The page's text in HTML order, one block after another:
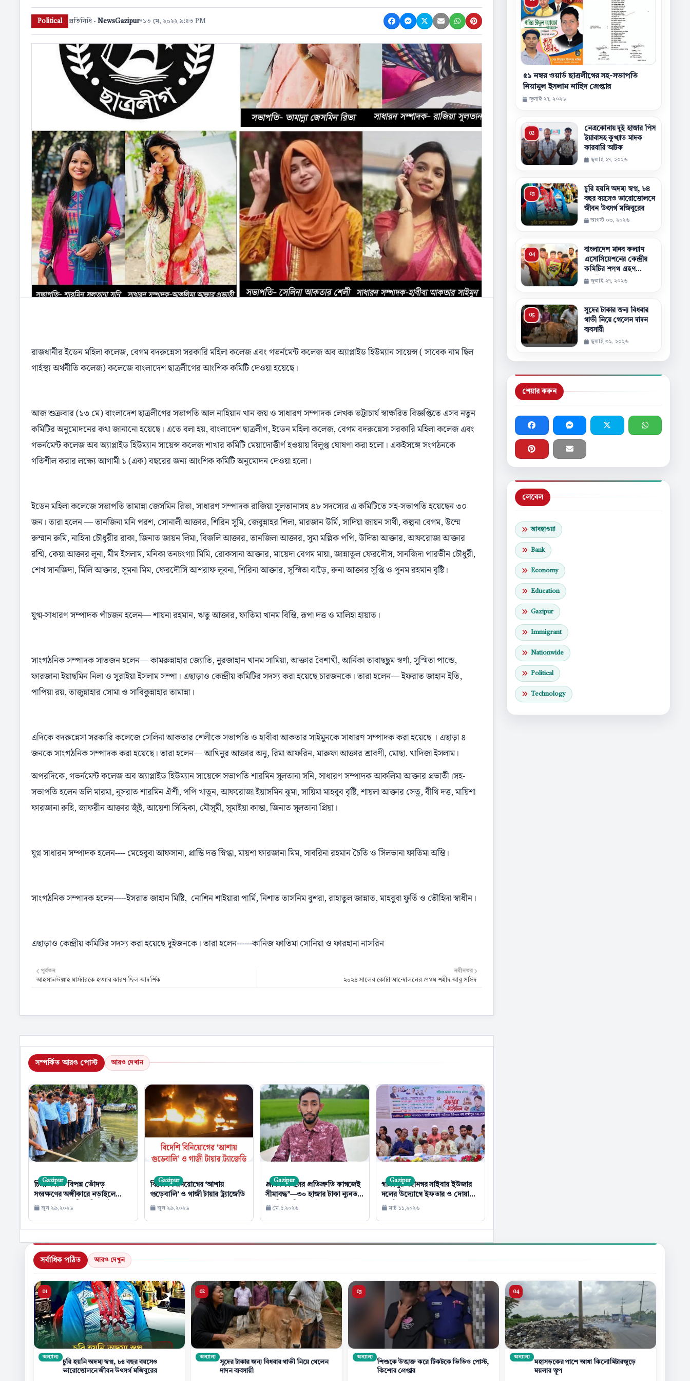
Political প্রতিনিধি - NewsGazipur•১৩ মে, ২০২২ ৯:৪৩ PM
রাজধানীর ইডেন মহিলা কলেজ, বেগম বদরুন্নেসা সরকারি মহিলা কলেজ এবং গভর্নমেন্ট কলেজ অব অ্যাপ্লাইড হিউম্যান সায়েন্স ( সাবেক নাম ছিল
গার্হস্থ্য অর্থনীতি কলেজ) কলেজে বাংলাদেশ ছাত্রলীগের আংশিক কমিটি দেওয়া হয়েছে।
আজ শুক্রবার (১৩ মে) বাংলাদেশ ছাত্রলীগের সভাপতি আল নাহিয়ান খান জয় ও সাধারণ সম্পাদক লেখক ভট্টাচার্য স্বাক্ষরিত বিজ্ঞপ্তিতে এসব নতুন
কমিটির অনুমোদনের কথা জানানো হয়েছে। এতে বলা হয়, বাংলাদেশ ছাত্রলীগ, ইডেন মহিলা কলেজ, বেগম বদরুন্নেসা সরকারি মহিলা কলেজ এবং
গভর্নমেন্ট কলেজ অব অ্যাপ্লাইড হিউম্যান সায়েন্স কলেজ শাখার কমিটি মেয়াদোত্তীর্ণ হওয়ায় বিলুপ্ত ঘােষণা করা হলাে। একইসঙ্গে সংগঠনকে
গতিশীল করার লক্ষ্যে আগামী ১ (এক) বছরের জন্য আংশিক কমিটি অনুমােদন দেওয়া হলো।
ইডেন মহিলা কলেজে সভাপতি তামান্না জেসমিন রিভা, সাধারণ সম্পাদক রাজিয়া সুলতানাসহ ৪৮ সদস্যের এ কমিটিতে সহ-সভাপতি হয়েছেন ৩০
জন। তারা হলেন — তানজিনা মনি পরশ, সোনালী আক্তার, শিরিন সুমি, জেবুন্নাহর শিলা, মারজান উর্মি, সাদিয়া জায়ন সাথী, কল্পনা বেগম, উম্মে
রুম্মান রুমি, নাহিদা চৌধুরীর রাকা, জিনাত জায়ন লিমা, বিজলি আক্তার, তানজিলা আক্তার, সুমা মল্লিক পপি, উদিতা আক্তার, আফরোজা আক্তার
রশ্মি, কেয়া আক্তার লুনা, মীম ইসলাম, মনিকা তনচংগ্যা মিমি, রোকসানা আক্তার, মায়েদা বেগম মায়া, জান্নাতুল ফেরদৌস, সানজিদা পারভীন চৌধুরী,
শেখ সানজিদা, মিলি আক্তার, সুমনা মিম, ফেরদৌসি আশরাফ লুবনা, শিরিনা আক্তার, সুস্মিতা বাড়ৈ, রুনা আক্তার সুপ্তি ও পুনম রহমান বৃষ্টি।
যুগ্ম-সাধারণ সম্পাদক পাঁচজন হলেন— শায়না রহমান, ঋতু আক্তার, ফাতিমা খানম বিন্তি, রূপা দত্ত ও মালিহা হায়াত।
সাংগঠনিক সম্পাদক সাতজন হলেন— কামরুন্নাহার জ্যোতি, নুরজাহান খানম সামিয়া, আক্তার বৈশাখী, আর্নিকা তাবাছছুম স্বর্ণা, সুস্মিতা পান্ডে,
ফারজানা ইয়াছমিন নিলা ও সুরাইয়া ইসলাম সম্পা। এছাড়াও কেন্দ্রীয় কমিটির সদস্য করা হয়েছে চারজনকে। তারা হলেন— ইফরাত জাহান ইতি,
পাপিয়া রয়, তাজুন্নাহার সোমা ও সাবিকুন্নাহার তামান্না।
এদিকে বদরুন্নেসা সরকারি কলেজে সেলিনা আকতার শেলীকে সভাপতি ও হাবীবা আকতার সাইমুনকে সাধারণ সম্পাদক করা হয়েছে । এছাড়া ৪
জনকে সাংগঠনিক সম্পাদক করা হয়েছে। তারা হলেন— আখিনুর আক্তার অনু, রিমা আফরিন, মারুফা আক্তার শ্রাবণী, মোছা. খাদিজা ইসলাম।
অপরদিকে, গভর্নমেন্ট কলেজ অব অ্যাপ্লাইড হিউম্যান সায়েন্সে সভাপতি শারমিন সুলতানা সনি, সাধারণ সম্পাদক আকলিমা আক্তার প্রভাতী।সহ-
সভাপতি হলেন ডলি মারমা, নুসরাত শারমিন ঐশী, পপি খাতুন, আফরোজা ইয়াসমিন ঝুমা, সায়িমা মাহবুব বৃষ্টি, শায়লা আক্তার সেতু, বীথি দত্ত, মায়িশা
ফারজানা রুহি, জাফরীন আক্তার জুঁই, আয়েশা সিদ্দিকা, মৌসুমী, সুমাইয়া কান্তা, জিনাত সুলতানা প্রিয়া।
যুগ্ন সাধারন সম্পাদক হলেন---- মেহেবুবা আফসানা, প্রান্তি দত্ত স্নিগ্ধা, মায়শা ফারজানা মিম, সাবরিনা রহমান চৈতি ও সিলভানা ফাতিমা অন্তি।
সাংগঠনিক সম্পাদক হলেন-----ইসরাত জাহান মিষ্টি, নোশিন শাইয়ারা পার্মি, নিশাত তাসনিম বুশরা, রাহাতুল জান্নাত, মাহবুবা ফুর্তি ও তৌহিদা স্বাধীন।
এছাড়াও কেন্দ্রীয় কমিটির সদস্য করা হয়েছে দুইজনকে। তারা হলেন------কানিজ ফাতিমা সোনিয়া ও ফারহানা নাসরিন
নবীনতর
২০২৪ সালের কোটা আন্দোলনের প্রথম শহীদ আবু সাঈদ
পূর্বতন
আহসানউল্লাহ মাস্টারকে হত্যার কারণ ছিল আদর্শিক
সম্পর্কিত আরও পোস্ট আরও দেখান
Gazipur
চিত্রা নদী ও বিপন্ন ভোঁদড়
সংরক্ষণের অঙ্গীকারে নড়াইলে
প্রথমবার উদযাপিত বিশ্ব ভোঁদড়
দিবস
জুন ২৯,২০২৬
Gazipur
বিদেশি বিনিয়োগের ‘আশায়
গুড়েবালি’ ও গাজী টায়ার ট্র্যাজেডি
জুন ২৯,২০২৬
Gazipur
শ্রমিক দিবসের প্রতিশ্রুতি কাগজেই
সীমাবদ্ধ”—৩০ হাজার টাকা ন্যূনতম
মজুরির দাবি সাগর ইসলাম হৃদয়ের
মে ৫,২০২৬
Gazipur
গাজীপুর মহানগর সাইবার ইউজার
দলের উদ্যোগে ইফতার ও দোয়া
মাহফিল
মার্চ ১১,২০২৬
৫১ নম্বর ওয়ার্ড ছাত্রলীগের সহ-সভাপতি
নিয়ামুল ইসলাম নাহিদ গ্রেপ্তার
জুলাই ২৭, ২০২৬
নেত্রকোনায় দুই হাজার পিস
ইয়াবাসহ কুখ্যাত মাদক
কারবারি আটক
জুলাই ২৭, ২০২৬
চুরি হয়নি অদম্য স্বপ্ন, ৮৪
বছর বয়সেও ভারোত্তোলনে
জীবন উৎসর্গ মজিবুরের
আগস্ট ০৩, ২০২৬
বাংলাদেশ মানব কল্যাণ
এসোসিয়েশনের কেন্দ্রীয়
কমিটির শপথ গ্রহণ
অনুষ্ঠিত
জুলাই ২৭, ২০২৬
সুদের টাকার জন্য বিধবার
গাভী নিয়ে গেলেন দাদন
ব্যবসায়ী
জুলাই ৩১, ২০২৬
শেয়ার করুন
লেবেল
আবহাওয়া
Bank
Economy
Education
Gazipur
Immigrant
Nationwide
Political
Technology
সর্বাধিক পঠিত আরও দেখুন
অন্যান্য
চুরি হয়নি অদম্য স্বপ্ন, ৮৪ বছর বয়সেও
ভারোত্তোলনে জীবন উৎসর্গ মজিবুরের
অন্যান্য
সুদের টাকার জন্য বিধবার গাভী নিয়ে গেলেন
দাদন ব্যবসায়ী
অন্যান্য
শিশুকে উত্ত্যক্ত করে টিকটকে ভিডিও পোস্ট,
কিশোর গ্রেপ্তার
অন্যান্য
মহাসড়কের পাশে আধা কিলোমিটারজুড়ে
ময়লার স্তূপ